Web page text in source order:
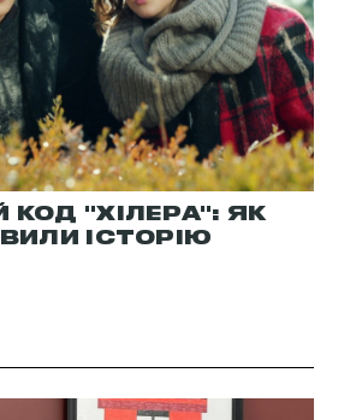
КОД "ХІЛЕРА": ЯК
ІСТОРІЮ